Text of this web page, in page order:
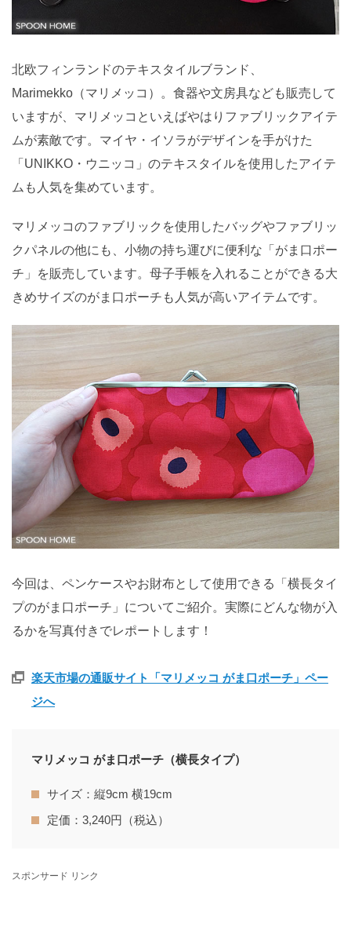
北欧フィンランドのテキスタイルブランド、
Marimekko（マリメッコ）。食器や文房具なども販売して
いますが、マリメッコといえばやはりファブリックアイテ
ムが素敵です。マイヤ・イソラがデザインを手がけた
「UNIKKO・ウニッコ」のテキスタイルを使用したアイテ
ムも人気を集めています。
マリメッコのファブリックを使用したバッグやファブリッ
クパネルの他にも、小物の持ち運びに便利な「がま口ポー
チ」を販売しています。母子手帳を入れることができる大
きめサイズのがま口ポーチも人気が高いアイテムです。
今回は、ペンケースやお財布として使用できる「横長タイ
プのがま口ポーチ」についてご紹介。実際にどんな物が入
るかを写真付きでレポートします！
楽天市場の通販サイト「マリメッコ がま口ポーチ」ペー
ジへ
マリメッコ がま口ポーチ（横長タイプ）
サイズ：縦9cm 横19cm
定価：3,240円（税込）
スポンサード リンク